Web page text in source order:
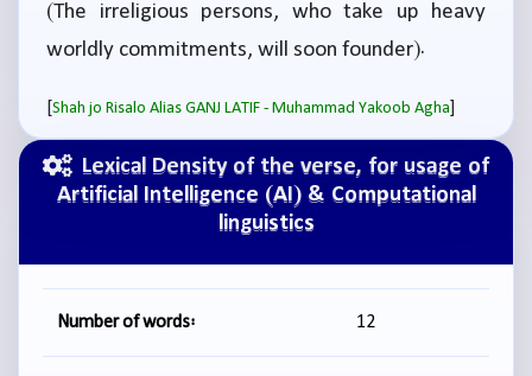
Lexical Density of the verse, for usage of
Artificial Intelligence (AI) & Computational
linguistics
Number of words: 12
(The irreligious persons, who take up heavy
worldly commitments, will soon founder).
[Shah jo Risalo Alias GANJ LATIF - Muhammad Yakoob Agha